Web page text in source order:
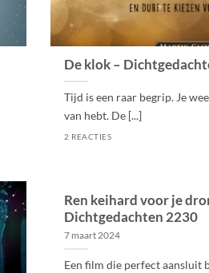
De klok –
Tijd is een raar begrip. Je
van hebt. De [...]
2 REACTIES
Ren keihard voor je
Dichtgedachten 2230
7 maart 2024
Een film die perfect aansluit